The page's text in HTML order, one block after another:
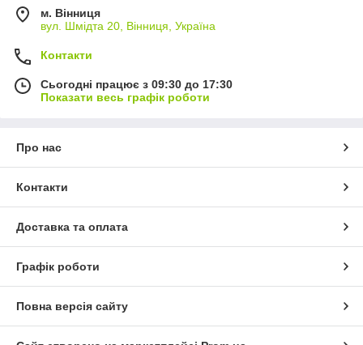
м. Вінниця
вул. Шмідта 20, Вінниця, Україна
Контакти
Сьогодні працює з 09:30 до 17:30
Показати весь графік роботи
Про нас
Контакти
Доставка та оплата
Графік роботи
Повна версія сайту